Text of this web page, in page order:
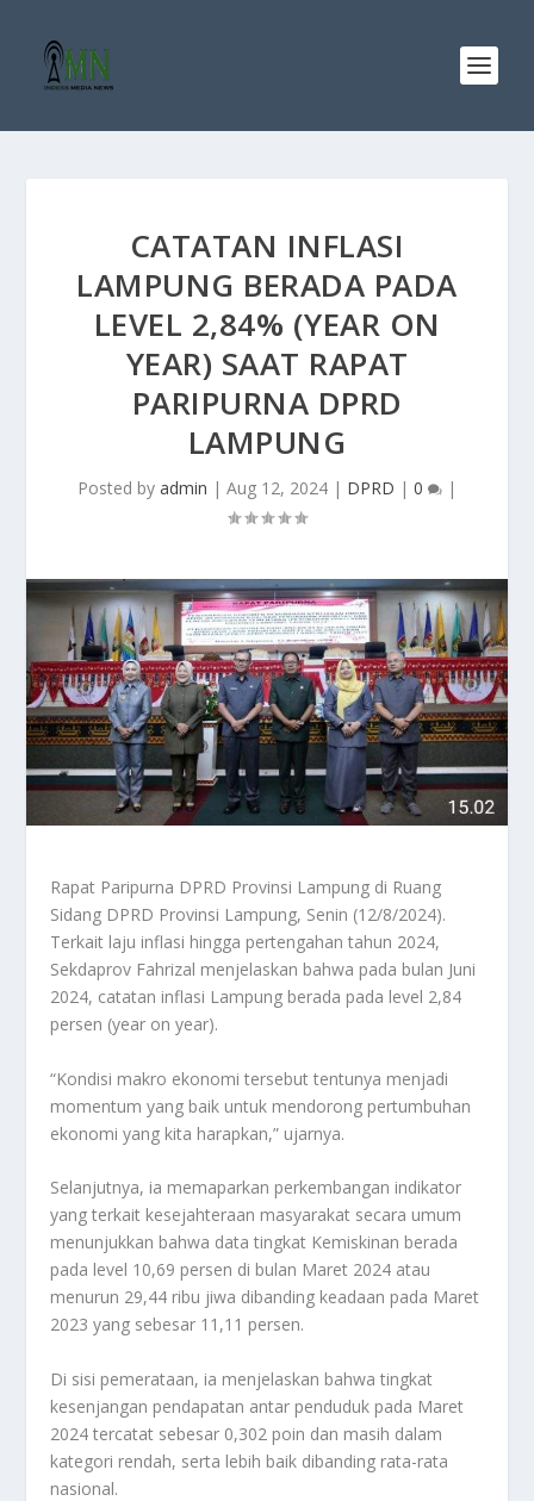
CATATAN INFLASI
LAMPUNG BERADA PADA
LEVEL 2,84% (YEAR ON
YEAR) SAAT RAPAT
PARIPURNA DPRD
LAMPUNG
Posted by admin | Aug 12, 2024 | DPRD | 0 |
Rapat Paripurna DPRD Provinsi Lampung di Ruang
Sidang DPRD Provinsi Lampung, Senin (12/8/2024).
Terkait laju inflasi hingga pertengahan tahun 2024,
Sekdaprov Fahrizal menjelaskan bahwa pada bulan Juni
2024, catatan inflasi Lampung berada pada level 2,84
persen (year on year).
“Kondisi makro ekonomi tersebut tentunya menjadi
momentum yang baik untuk mendorong pertumbuhan
ekonomi yang kita harapkan,” ujarnya.
Selanjutnya, ia memaparkan perkembangan indikator
yang terkait kesejahteraan masyarakat secara umum
menunjukkan bahwa data tingkat Kemiskinan berada
pada level 10,69 persen di bulan Maret 2024 atau
menurun 29,44 ribu jiwa dibanding keadaan pada Maret
2023 yang sebesar 11,11 persen.
Di sisi pemerataan, ia menjelaskan bahwa tingkat
kesenjangan pendapatan antar penduduk pada Maret
2024 tercatat sebesar 0,302 poin dan masih dalam
kategori rendah, serta lebih baik dibanding rata-rata
nasional.